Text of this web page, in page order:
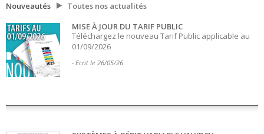
Nouveautés
Toutes nos actualités
MISE À JOUR DU TARIF PUBLIC
Téléchargez le nouveau Tarif Public applicable au
01/09/2026
- Ecrit le 26/05/26